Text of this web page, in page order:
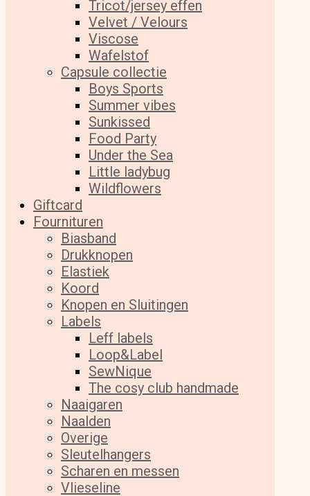
Tricot/jersey effen
Velvet / Velours
Viscose
Wafelstof
Capsule collectie
Boys Sports
Summer vibes
Sunkissed
Food Party
Under the Sea
Little ladybug
Wildflowers
Giftcard
Fournituren
Biasband
Drukknopen
Elastiek
Koord
Knopen en Sluitingen
Labels
Leff labels
Loop&Label
SewNique
The cosy club handmade
Naaigaren
Naalden
Overige
Sleutelhangers
Scharen en messen
Vlieseline